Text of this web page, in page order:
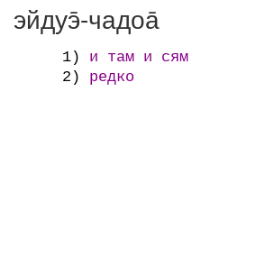
эйдуэ̄-чадоа̄
1)
и там и сям
2)
редко